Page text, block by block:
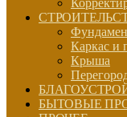
Каркас и
Крыша
БЫТОВЫЕ